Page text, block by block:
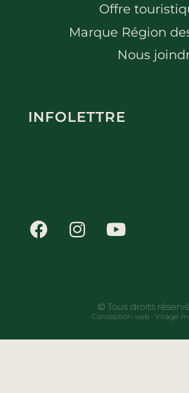
Offre
Marque Région
Nous
INFOLETTRE
© Tous droits
Conception web : Virage